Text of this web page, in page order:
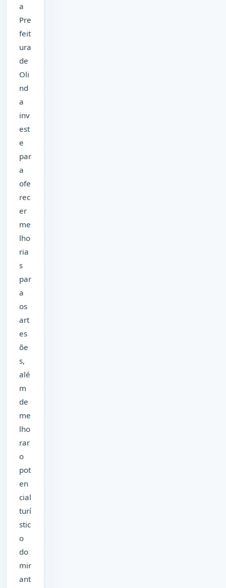
a
Pre
feit
ura
de
Oli
nd
a
inv
est
e
par
a
ofe
rec
er
me
lho
ria
s
par
a
os
art
es
õe
s,
alé
m
de
me
lho
rar
o
pot
en
cial
turí
stic
o
do
mir
ant